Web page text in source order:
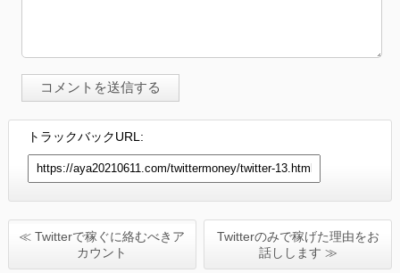
トラックバックURL:
≪ Twitterで稼ぐに絡むべきア
カウント
Twitterのみで稼げた理由をお
話しします ≫